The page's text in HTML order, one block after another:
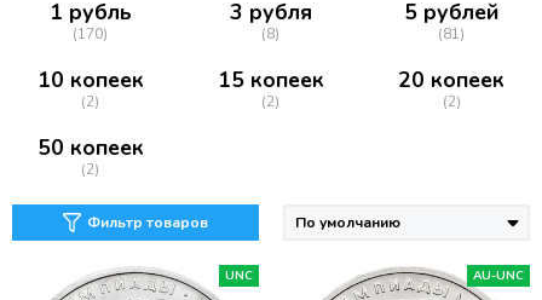
1 рубль
(170)
3 рубля
(8)
5 рублей
(81)
10 копеек
(2)
15 копеек
(2)
20 копеек
(2)
50 копеек
(2)
Фильтр товаров
UNC AU-UNC